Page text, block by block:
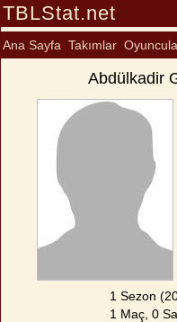
TBLStat.net
Ana Sayfa Takımlar
Abdülkadir
1 Sezon
1 Maç, 0